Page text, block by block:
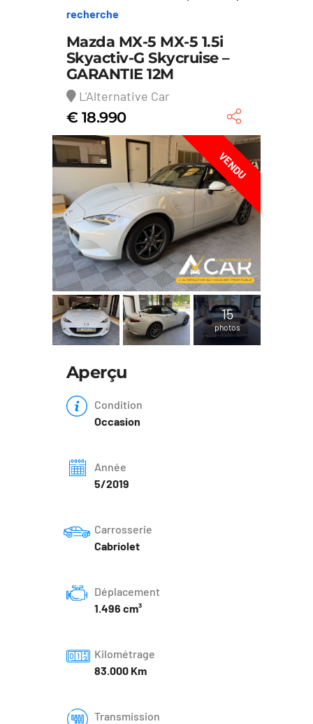
recherche
Mazda MX-5 MX-5 1.5i
Skyactiv-G Skycruise –
GARANTIE 12M
L'Alternative Car
€ 18.990
VENDU
15
photos
Aperçu
Condition
Occasion
Année
5/2019
Carrosserie
Cabriolet
Déplacement
1.496 cm³
Kilométrage
83.000 Km
Transmission